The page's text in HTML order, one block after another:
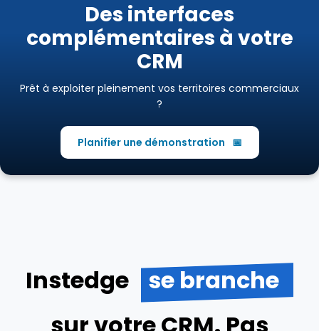
Des interfaces
complémentaires à votre
CRM
Prêt à exploiter pleinement vos territoires commerciaux
?
Planifier une démonstration 📅
Instedge
se branche